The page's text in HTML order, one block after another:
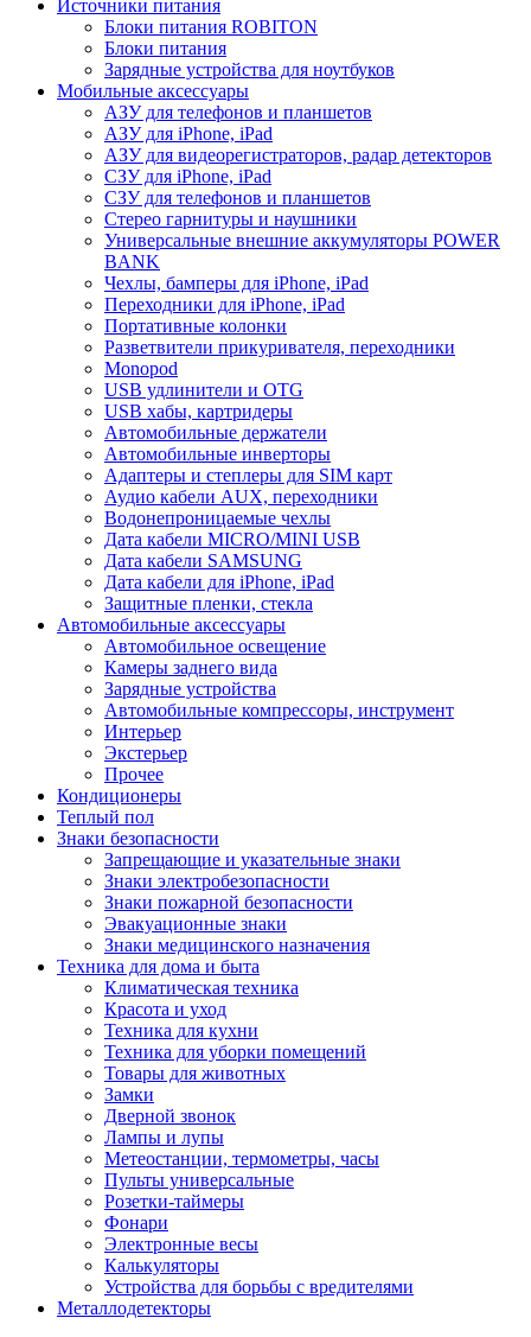
Источники питания
Блоки питания ROBITON
Блоки питания
Зарядные устройства для ноутбуков
Мобильные аксессуары
АЗУ для телефонов и планшетов
АЗУ для iPhone, iPad
АЗУ для видеорегистраторов, радар детекторов
СЗУ для iPhone, iPad
СЗУ для телефонов и планшетов
Стерео гарнитуры и наушники
Универсальные внешние аккумуляторы POWER
BANK
Чехлы, бамперы для iPhone, iPad
Переходники для iPhone, iPad
Портативные колонки
Разветвители прикуривателя, переходники
Monopod
USB удлинители и OTG
USB хабы, картридеры
Автомобильные держатели
Автомобильные инверторы
Адаптеры и степлеры для SIM карт
Аудио кабели AUX, переходники
Водонепроницаемые чехлы
Дата кабели MICRO/MINI USB
Дата кабели SAMSUNG
Дата кабели для iPhone, iPad
Защитные пленки, стекла
Автомобильные аксессуары
Автомобильное освещение
Камеры заднего вида
Зарядные устройства
Автомобильные компрессоры, инструмент
Интерьер
Экстерьер
Прочее
Кондиционеры
Теплый пол
Знаки безопасности
Запрещающие и указательные знаки
Знаки электробезопасности
Знаки пожарной безопасности
Эвакуационные знаки
Знаки медицинского назначения
Техника для дома и быта
Климатическая техника
Красота и уход
Техника для кухни
Техника для уборки помещений
Товары для животных
Замки
Дверной звонок
Лампы и лупы
Метеостанции, термометры, часы
Пульты универсальные
Розетки-таймеры
Фонари
Электронные весы
Калькуляторы
Устройства для борьбы с вредителями
Металлодетекторы